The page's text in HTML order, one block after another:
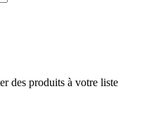
des produits à votre liste